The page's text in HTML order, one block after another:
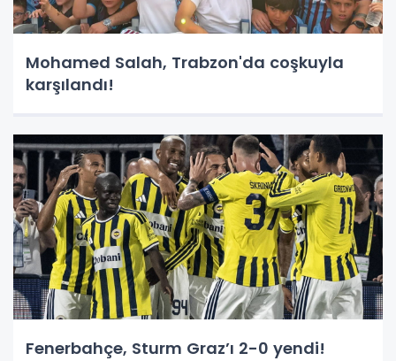
Mohamed Salah, Trabzon'da coşkuyla
karşılandı!
Fenerbahçe, Sturm Graz’ı 2-0 yendi!